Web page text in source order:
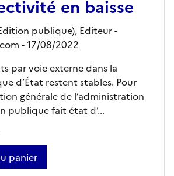
en baisse
publique), Editeur-
- 17/08/2022
par voie externe dans la
d’État restent stables. Pour
générale de l’administration
publique fait état d’...
panier